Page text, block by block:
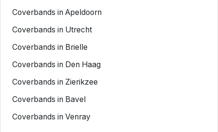
Coverbands in Apeldoorn
Coverbands in Utrecht
Coverbands in Brielle
Coverbands in Den Haag
Coverbands in Zierikzee
Coverbands in Bavel
Coverbands in Venray